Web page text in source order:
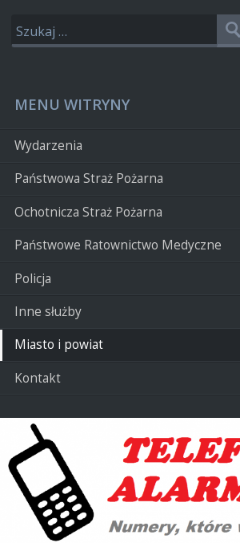
MENU WITRYNY
Wydarzenia
Państwowa Straż Pożarna
Ochotnicza Straż Pożarna
Państwowe Ratownictwo Medyczne
Policja
Inne służby
Miasto i powiat
Kontakt